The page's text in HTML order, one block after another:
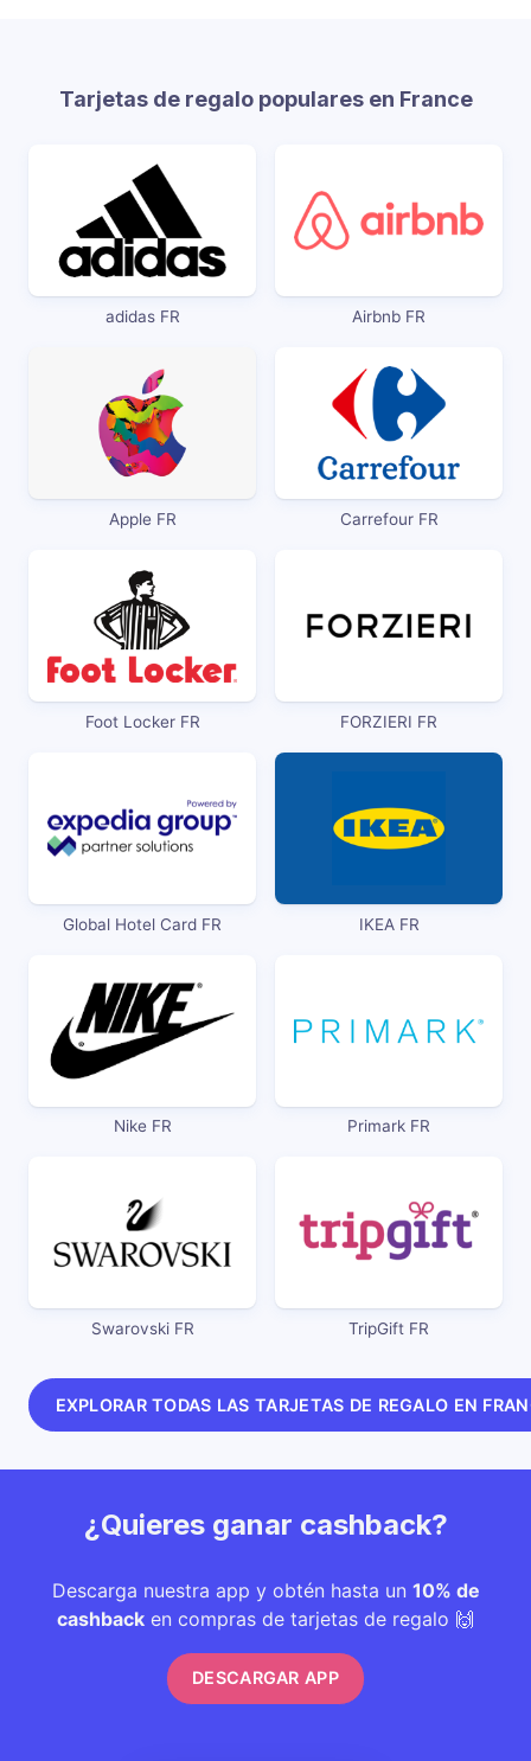
Tarjetas de regalo populares en France
adidas FR Airbnb FR
Apple FR Carrefour FR
Foot Locker FR FORZIERI FR
Global Hotel Card FR IKEA FR
Nike FR Primark FR
Swarovski FR TripGift FR
EXPLORAR TODAS LAS TARJETAS DE REGALO EN
¿Quieres ganar cashback?
Descarga nuestra app y obtén hasta un 10% de
cashback en compras de tarjetas de regalo 🙌
DESCARGAR APP